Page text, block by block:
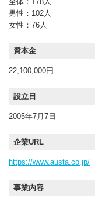
男性：102人
女性：76人
資本金
22,100,000円
設立日
2005年7月7日
企業URL
https://www.austa.co.jp/
事業内容